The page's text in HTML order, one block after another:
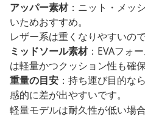
アッパー素材：ニット・メッ
いためおすすめ。
レザー系は重くなりやすいの
ミッドソール素材：EVAフォ
は軽量かつクッション性も確
重量の目安 ：持ち運び目的なら
感的に差が出やすいです。
軽量モデルは耐久性が低い場